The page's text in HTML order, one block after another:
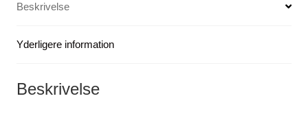
-
10
Beskrivelse
Yderligere information
Beskrivelse